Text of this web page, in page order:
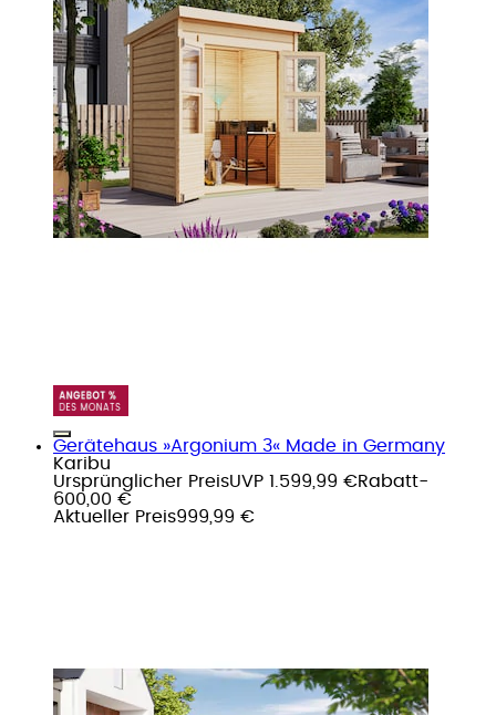
Gerätehaus »Argonium 3« Made in Germany
Karibu
Ursprünglicher PreisUVP 1.599,99 €Rabatt-
600,00 €
Aktueller Preis999,99 €